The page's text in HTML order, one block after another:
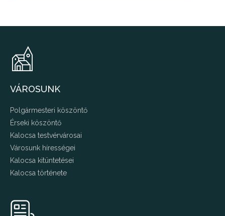
VÁROSUNK
Polgármesteri köszöntő
Érseki köszöntő
Kalocsa testvérvárosai
Városunk hírességei
Kalocsa kitüntetései
Kalocsa története